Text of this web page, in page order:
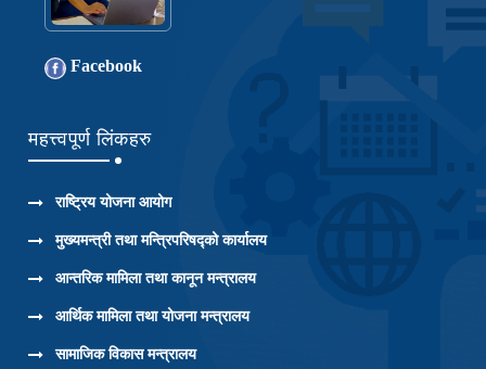
Facebook
महत्त्वपूर्ण लिंकहरु
राष्ट्रिय योजना आयोग
मुख्यमन्त्री तथा मन्त्रिपरिषद्को कार्यालय
आन्तरिक मामिला तथा कानून मन्त्रालय
आर्थिक मामिला तथा योजना मन्त्रालय
सामाजिक विकास मन्त्रालय